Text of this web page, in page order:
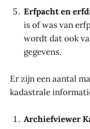
Erfpacht en
is of was van
wordt dat ook
gegevens.
Er zijn een aantal
kadastrale
Archiefviewer